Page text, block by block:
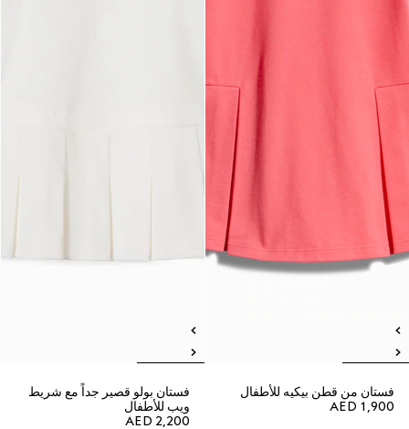
فستان من قطن بيكيه للأطفال
AED 1,900
فستان بولو قصير جداً مع شريط
ويب للأطفال
AED 2,200